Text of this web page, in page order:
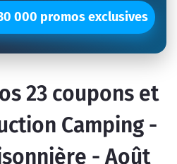
000 promos exclusives
23coupons et
Camping -
- Août